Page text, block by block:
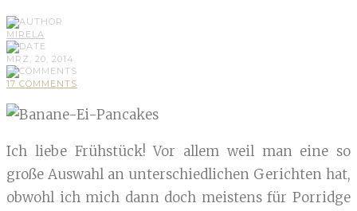
MIRELA
MRZ, 20, 2014
17 COMMENTS
Ich liebe Frühstück! Vor allem weil man eine so
große Auswahl an unterschiedlichen Gerichten hat,
obwohl ich mich dann doch meistens für Porridge